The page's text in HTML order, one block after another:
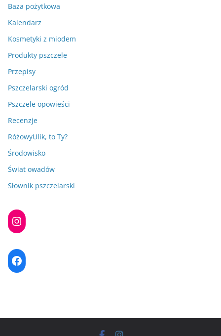
Baza pożytkowa
Kalendarz
Kosmetyki z miodem
Produkty pszczele
Przepisy
Pszczelarski ogród
Pszczele opowieści
Recenzje
RóżowyUlik, to Ty?
Środowisko
Świat owadów
Słownik pszczelarski
Instagram
Facebook